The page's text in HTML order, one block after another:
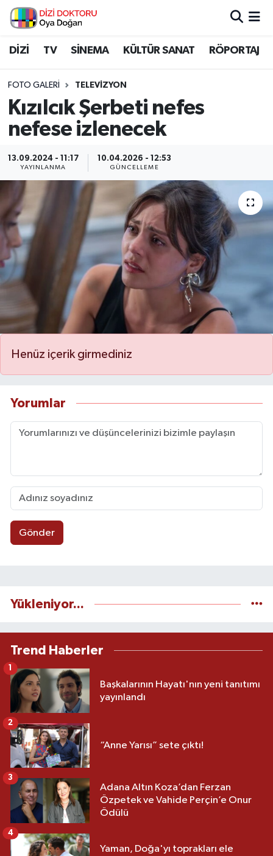
DİZİ TV SİNEMA KÜLTÜR SANAT RÖPORTAJ
FOTO GALERI TELEVIZYON
Kızılcık Şerbeti nefes
nefese izlenecek
13.09.2024 - 11:17
YAYINLANMA
10.04.2026 - 12:53
GÜNCELLEME
Henüz içerik girmediniz
Yorumlar
Gönder
Yükleniyor...
Trend Haberler
Başkalarının Hayatı'nın yeni tanıtımı
yayınlandı
“Anne Yarısı” sete çıktı!
2
Adana Altın Koza’dan Ferzan
Özpetek ve Vahide Perçin’e Onur
Ödülü
3
Yaman, Doğa'yı toprakları ele
4
İstanbul Nöbetçi Eczaneler
İstanbul Namaz Vakitleri
İstanbul Trafik Yoğunluk Haritası
Süper Lig Puan Durumu ve Fikstür
Tüm Manşetler
Son Dakika Haberleri
Haber Arşivi